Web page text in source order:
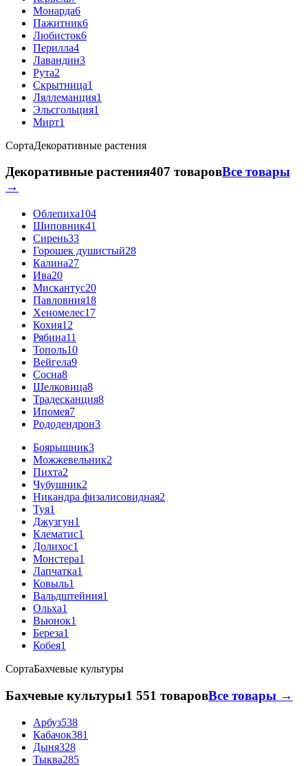
Монарда6
Пажитник6
Любисток6
Перилла4
Лавандин3
Рута2
Скрытница1
Ляллеманция1
Эльсгольция1
Мирт1
СортаДекоративные растения
Декоративные растения407 товаровВсе товары
→
Облепиха104
Шиповник41
Сирень33
Горошек душистый28
Калина27
Ива20
Мискантус20
Павловния18
Хеномелес17
Кохия12
Рябина11
Тополь10
Вейгела9
Сосна8
Шелковица8
Традесканция8
Ипомея7
Рододендрон3
Боярышник3
Можжевельник2
Пихта2
Чубушник2
Никандра физалисовидная2
Туя1
Джузгун1
Клематис1
Долихос1
Монстера1
Лапчатка1
Ковыль1
Вальдштейния1
Ольха1
Вьюнок1
Береза1
Кобея1
СортаБахчевые культуры
Бахчевые культуры1 551 товаровВсе товары →
Арбуз538
Кабачок381
Дыня328
Тыква285